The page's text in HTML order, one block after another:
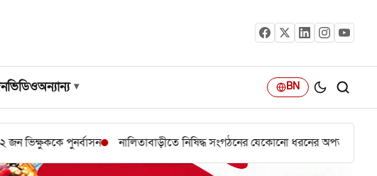
ভিডিওঅন্যান্য BN
নালিতাবাড়ীতে নিষিদ্ধ সংগঠনের যেকোনো ধরনের অপতৎপরতা ও ষড়যন্ত্র রুখে